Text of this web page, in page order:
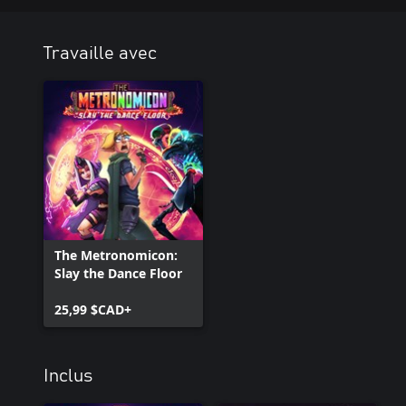
… et maintenant en mode Histoire!
Travaille avec
The Metronomicon:
Slay the Dance Floor
25,99 $CAD+
Inclus